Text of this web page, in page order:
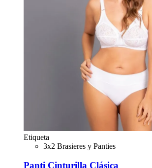
Etiqueta
3x2 Brasieres y Panties
Panti Cinturilla Clásica